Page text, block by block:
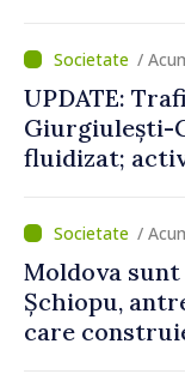
orășenesc a
finală
/
UPDATE:
Giurgiulești-
fluidizat;
normale
/
Moldova
Șchiopu,
care